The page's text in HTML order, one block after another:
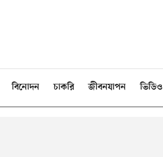
বিনোদন চাকরি জীবনযাপন ভিডিও